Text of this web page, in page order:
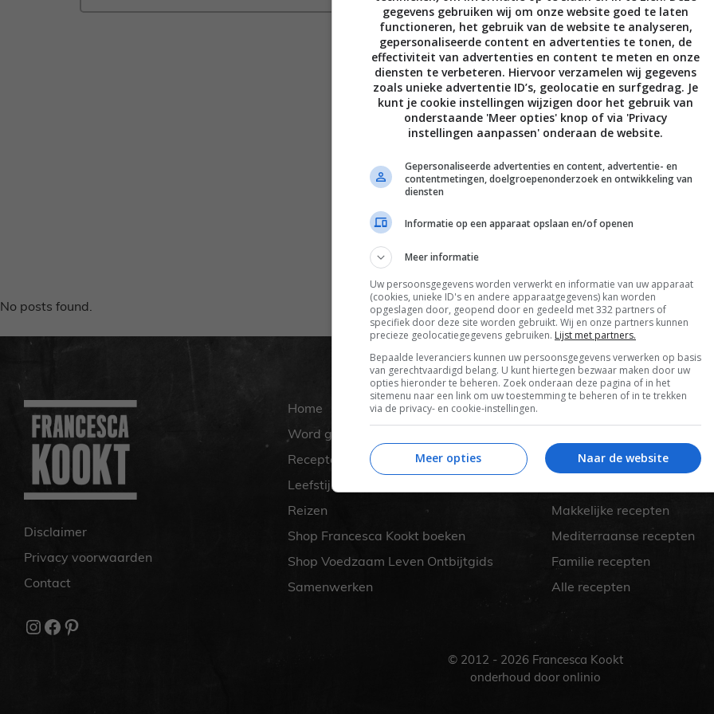
Culinair reisverslag
Vietnam en
Cambodja
Volg je mij al op
No posts found.
Disclaimer
Privacy voorwaarden
Contact
Instagram
Facebook
Pinterest
Home
Word gratis lid
Recepten
Leefstijl
Reizen
Shop Francesca Kookt boeken
Shop Voedzaam Leven Ontbijtgids
Samenwerken
Gezonde recepten
Makkelijke recepten
Mediterraanse recepten
Familie recepten
Alle recepten
© 2012 - 2026 Francesca Kookt
onderhoud door onlinio
gegevens gebruiken wij om onze website goed te laten
functioneren, het gebruik van de website te analyseren,
gepersonaliseerde content en advertenties te tonen, de
effectiviteit van advertenties en content te meten en onze
diensten te verbeteren. Hiervoor verzamelen wij gegevens
zoals unieke advertentie ID’s, geolocatie en surfgedrag. Je
kunt je cookie instellingen wijzigen door het gebruik van
onderstaande 'Meer opties' knop of via 'Privacy
instellingen aanpassen' onderaan de website.
Gepersonaliseerde advertenties en content, advertentie- en
contentmetingen, doelgroepenonderzoek en ontwikkeling van
diensten
Informatie op een apparaat opslaan en/of openen
Meer informatie
Uw persoonsgegevens worden verwerkt en informatie van uw apparaat
(cookies, unieke ID's en andere apparaatgegevens) kan worden
opgeslagen door, geopend door en gedeeld met 332 partners of
specifiek door deze site worden gebruikt. Wij en onze partners kunnen
precieze geolocatiegegevens gebruiken. Lijst met partners.
Bepaalde leveranciers kunnen uw persoonsgegevens verwerken op basis
van gerechtvaardigd belang. U kunt hiertegen bezwaar maken door uw
opties hieronder te beheren. Zoek onderaan deze pagina of in het
sitemenu naar een link om uw toestemming te beheren of in te trekken
via de privacy- en cookie-instellingen.
Naar de website
Meer opties